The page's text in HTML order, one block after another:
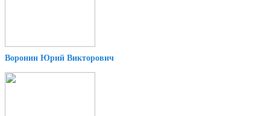
Воронин Юрий Викторович